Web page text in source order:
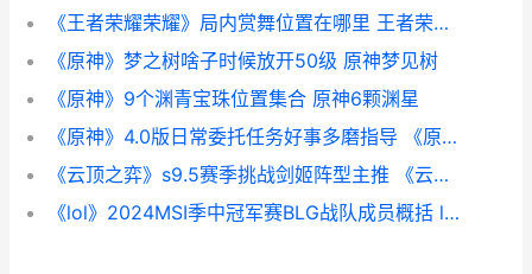
《王者荣耀荣耀》局内赏舞位置在哪里 王者荣耀荣耀之章命运篇
《原神》梦之树啥子时候放开50级 原神梦见树
《原神》9个渊青宝珠位置集合 原神6颗渊星
《原神》4.0版日常委托任务好事多磨指导 《原神》4.0版日语怎么说
《云顶之弈》s9.5赛季挑战剑姬阵型主推 《云顶之弈》双城之战2赛季上线时间
《lol》2024MSI季中冠军赛BLG战队成员概括 lol2021季后赛什么时候